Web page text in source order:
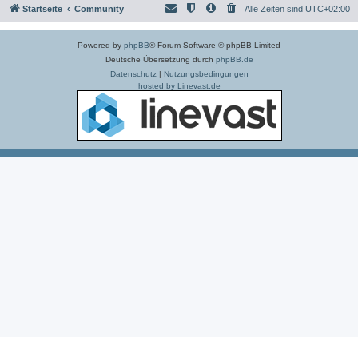
Startseite Community Alle Zeiten sind UTC+02:00
Powered by phpBB® Forum Software © phpBB Limited
Deutsche Übersetzung durch phpBB.de
Datenschutz| Nutzungsbedingungen
hosted by Linevast.de